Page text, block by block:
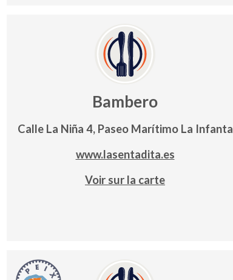
Bambero
Calle La Niña 4, Paseo Marítimo La Infanta
www.lasentadita.es
Voir sur la carte